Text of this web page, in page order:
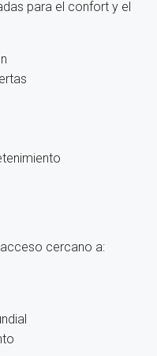
para el confort y el
cercano a: